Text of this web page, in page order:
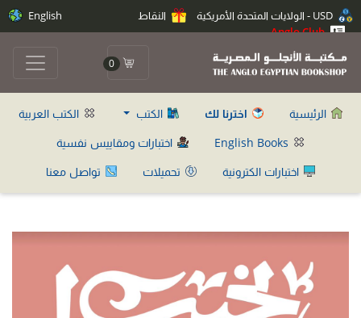
النقاط
Anglo Club
English
0
الرئيسية اخترنا لك الكتب
الكتب العربية
اختبارات ومقاييس نفسية
اختبارات الكترونية
تحميلات تواصل معنا